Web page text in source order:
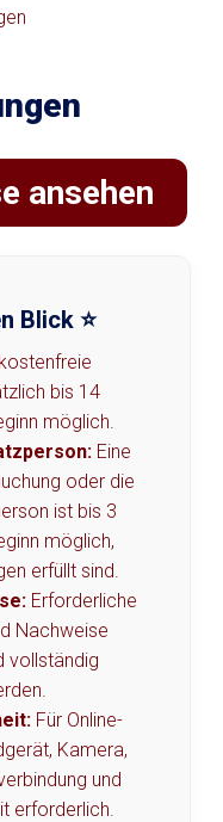
ansehen
Blick ⭐
bis 14
möglich.
Eine
oder die
ist bis 3
möglich,
erfüllt sind.
Erforderliche
Nachweise
vollständig
Für Online-
Kamera,
und
erforderlich.